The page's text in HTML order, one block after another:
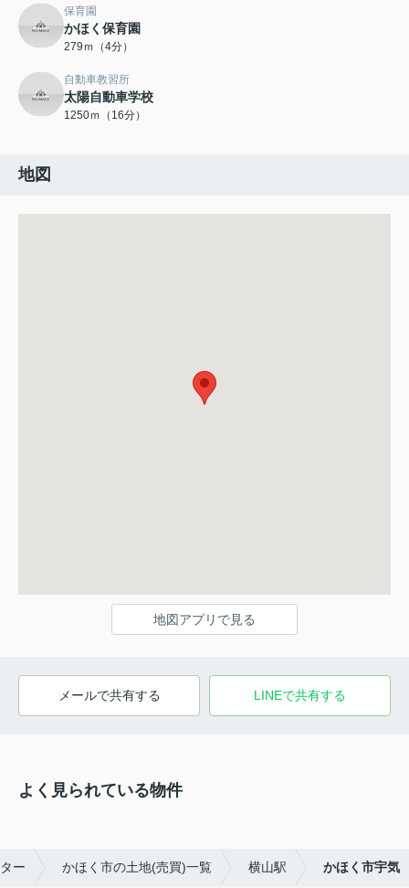
保育園
かほく保育園
279ｍ（4分）
自動車教習所
太陽自動車学校
1250ｍ（16分）
地図
地図アプリで見る
メールで共有する LINEで共有する
よく見られている物件
ー かほく市の土地(売買)一覧 横山駅 かほく市宇気